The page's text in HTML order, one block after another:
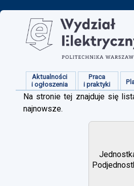
Aktualności
i ogłoszenia
Praca
i praktyki
Na stronie tej znajduje się
najnowsze.